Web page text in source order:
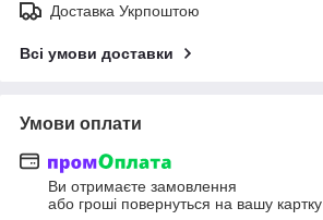
Доставка Укрпоштою
Всі умови доставки
Умови оплати
Ви отримаєте замовлення
або гроші повернуться на вашу картку